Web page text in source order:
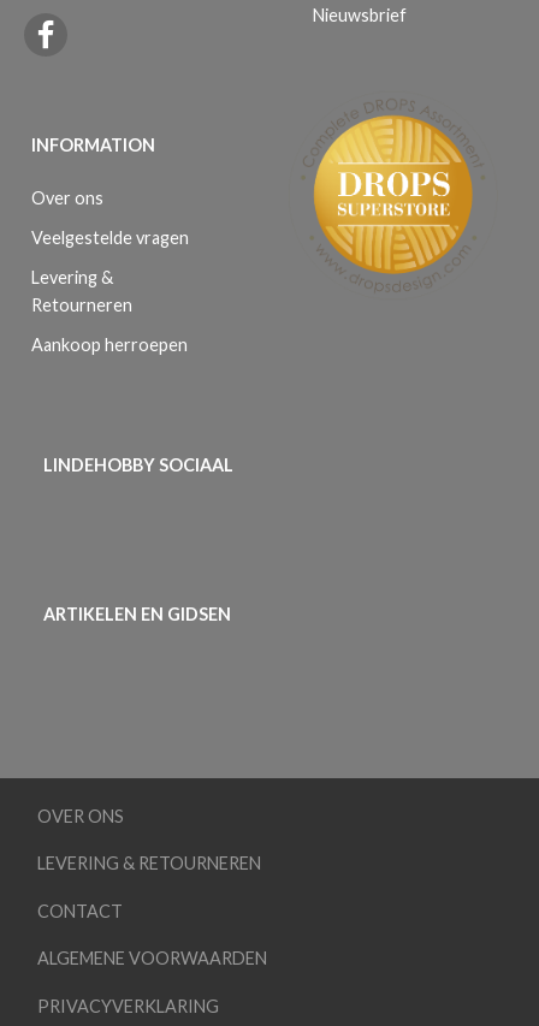
INFORMATION
Over ons
Veelgestelde vragen
Levering &
Retourneren
Aankoop herroepen
Nieuwsbrief
LINDEHOBBY SOCIAAL
ARTIKELEN EN GIDSEN
OVER ONS
LEVERING & RETOURNEREN
CONTACT
ALGEMENE VOORWAARDEN
PRIVACYVERKLARING